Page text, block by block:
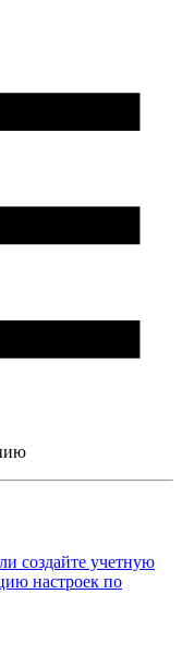
создайте учетную
настроек по